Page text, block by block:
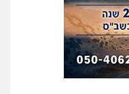
עורכי דין לענייני